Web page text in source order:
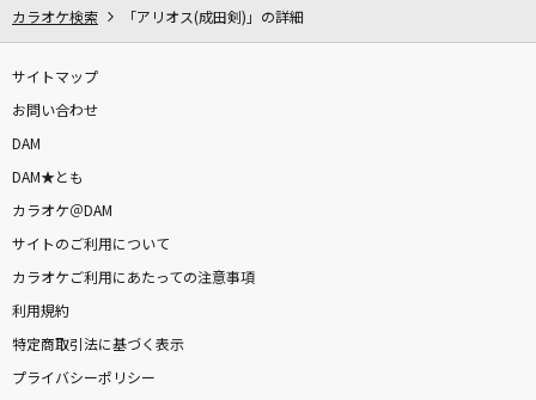
西野カナ
ぎゅっと
Sexy Zone
My Boo
紅蓮華
LiSA
カラオケ検索 「アリオス(成田剣)」の詳細
サイトマップ
お問い合わせ
DAM
DAM★とも
カラオケ＠DAM
サイトのご利用について
カラオケご利用にあたっての注意事項
利用規約
特定商取引法に基づく表示
プライバシーポリシー